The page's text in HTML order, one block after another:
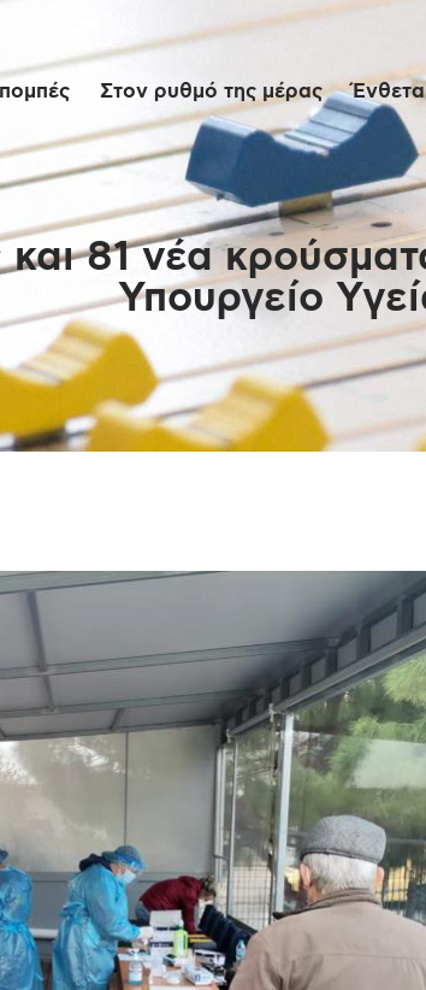
Στον ρυθμό της μέρας Ένθετα
και 81 νέα
Υπουργείο
Αρχική
Εκπομπές
Στον ρυθμό της
μέρας
Ένθετα
Διαγωνισμοί/Live
Links
Επικοινωνία